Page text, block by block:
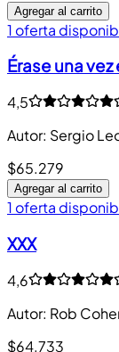
Agregar al carrito
1 oferta
Érase una
4,5
Autor: Sergio
$65.279
Agregar al carrito
1 oferta
XXX
4,6
Autor: Rob
$64.733